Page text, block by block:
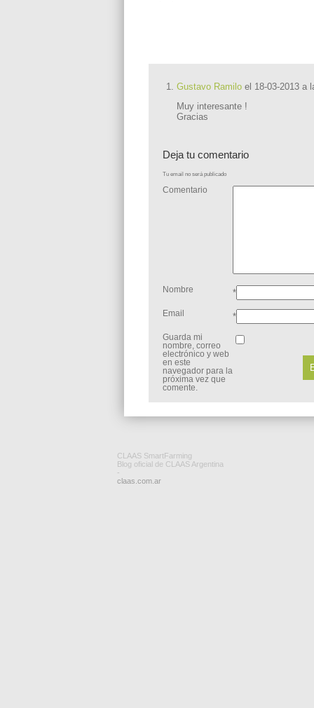
Gustavo Ramilo el 18-03-2013 a
Muy interesante !
Gracias
Deja tu comentario
Tu email no será publicado
Comentario
Nombre *
Email *
Guarda mi
nombre, correo
electrónico y web
en este
navegador para la
próxima vez que
comente.
CLAAS SmartFarming
Blog oficial de CLAAS Argentina
-
claas.com.ar